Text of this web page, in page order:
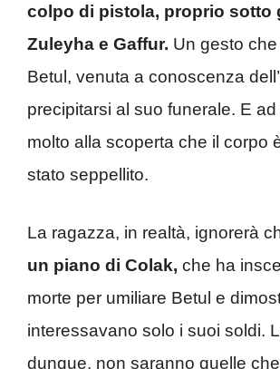
colpo di pistola, proprio sotto
Zuleyha e Gaffur. Un gesto
Betul, venuta a conoscenza
precipitarsi al suo funerale. E
molto alla scoperta che il corpo
stato seppellito.
La ragazza, in realtà, ignorerà
un piano di Colak, che ha
morte per umiliare Betul e
interessavano solo i suoi soldi.
dunque, non saranno quelle